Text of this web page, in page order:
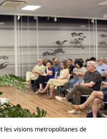
les visions metropolitanes de